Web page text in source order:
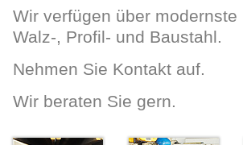
Wir verfügen über
Walz-, Profil- und Baustahl.
Nehmen Sie Kontakt auf.
Wir beraten Sie gern.